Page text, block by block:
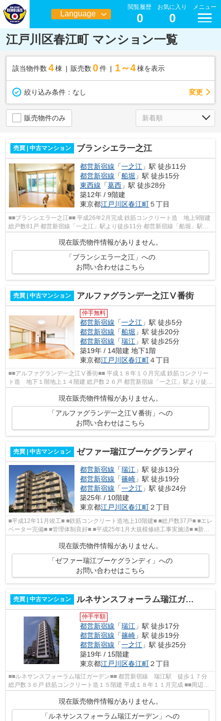
Language
日本語
閲覧履歴
0
お気に入り
0
メニュー
江戸川区春江町 マンション一覧
該当物件数 4棟 販売数 0 件 1～4 棟を表示
絞り込み条件： なし 変更
販売物件のみ
売買 | 中古マンション ブランシエラ一之江
都営新宿線 「一之江 」駅 徒歩11分
都営新宿線 「船堀 」駅 徒歩15分
東西線 「葛西 」駅 徒歩28分
築12年 / 9階建
東京都江戸川区春江町５丁目
■■ブランシエラ一之江■■ 平成26年2月完成 鉄筋コンクリート造 地上9階建
総戸数81戸 都営新宿線「一之江」駅より徒歩11分 都営新宿線「船堀」駅よ
り徒歩15分 【共用施設】 オート...
現在販売物件情報がありません。
「ブランシエラ一之江」への
お問い合わせはこちら
売買 | 中古マンション アルファグランデ一之江Ⅴ番街
仲手無料
都営新宿線 「一之江 」駅 徒歩5分
都営新宿線 「船堀 」駅 徒歩20分
都営新宿線 「瑞江 」駅 徒歩25分
築19年 / 14階建 地下1階
東京都江戸川区春江町４丁目
■■アルファグランデ一之江Ⅴ番街■■ 平成１８年１０月完成 鉄筋コンクリー
ト造 地下１階地上１４階建 総戸数２６戸 都営新宿線「一之江」駅より徒歩
現在販売物件情報がありません。
「アルファグランデ一之江Ⅴ番街」への
お問い合わせはこちら
売買 | 中古マンション ゼファー瑞江ブーケグランディ
都営新宿線 「瑞江 」駅 徒歩13分
都営新宿線 「篠崎 」駅 徒歩19分
都営新宿線 「一之江 」駅 徒歩24分
築25年 / 10階建
東京都江戸川区春江町２丁目
■平成12年11月竣工■ ■鉄筋コンクリート造地上10階建■ ■総戸数37戸■ ■エレ
ベーター完備■ ■管理体制良好■ ■平成25年1月大規模修繕工事実施済■ ■新耐
震基準適合物件■ ■都営新宿線...
現在販売物件情報がありません。
「ゼファー瑞江ブーケグランディ」への
お問い合わせはこちら
売買 | 中古マンション ルネサンスフォーラム瑞江ガーデン
仲手半額
都営新宿線 「瑞江 」駅 徒歩17分
都営新宿線 「篠崎 」駅 徒歩19分
都営新宿線 「一之江 」駅 徒歩25分
築19年 / 15階建
東京都江戸川区春江町２丁目
■■ルネサンスフォーラム瑞江ガーデン■■ 都営新宿線 瑞江駅 徒歩１７分
総戸数３６戸 鉄筋コンクリート造１５階建 平成１８年１１月完成 ■■周辺情
現在販売物件情報がありません。
「ルネサンスフォーラム瑞江ガーデン」への